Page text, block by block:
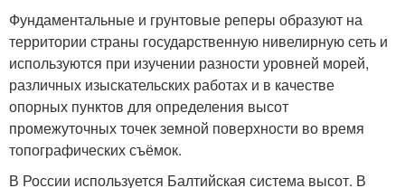
Фундаментальные и грунтовые реперы образуют на
территории страны государственную нивелирную сеть и
используются при изучении разности уровней морей,
различных изыскательских работах и в качестве
опорных пунктов для определения высот
промежуточных точек земной поверхности во время
топографических съёмок.
В России используется Балтийская система высот. В